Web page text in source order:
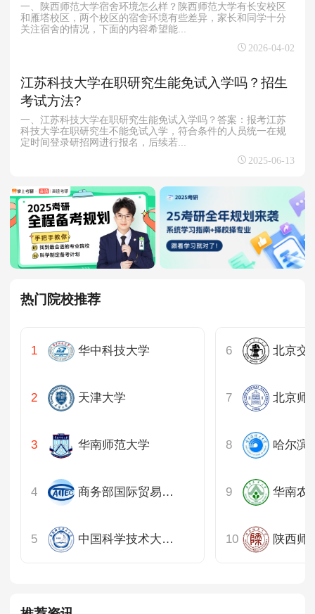
一、陕西师范大学宿舍环境怎么样？陕西师范大学有长安校区
和雁塔校区，两个校区的宿舍环境有些差异，家长和同学十分
关注宿舍的情况，下面的内容希望能...
2026-04-02
江苏科技大学在职研究生能免试入学吗？招生
考试方法?
一、江苏科技大学在职研究生能免试入学吗？答案：报考江苏
科技大学在职研究生不能免试入学，符合条件的人员统一在规
定时间登录研招网进行报名，后续若...
2025-06-13
热门院校推荐
华中科技大学
天津大学
华南师范大学
商务部国际贸易经济合作研究院
中国科学技术大学上海
北京师
哈尔滨
华南农
陕西师